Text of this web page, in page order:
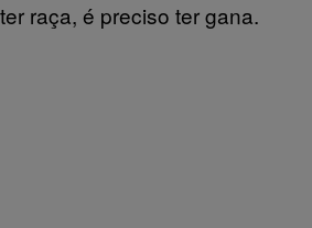
raça, é preciso ter gana.